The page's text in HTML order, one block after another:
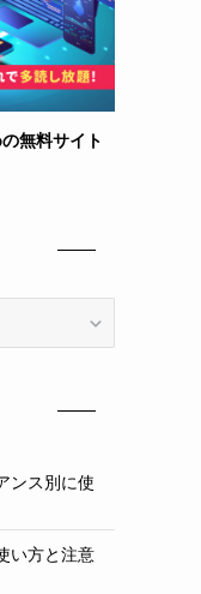
無料サイト
ンス別に使
い方と注意